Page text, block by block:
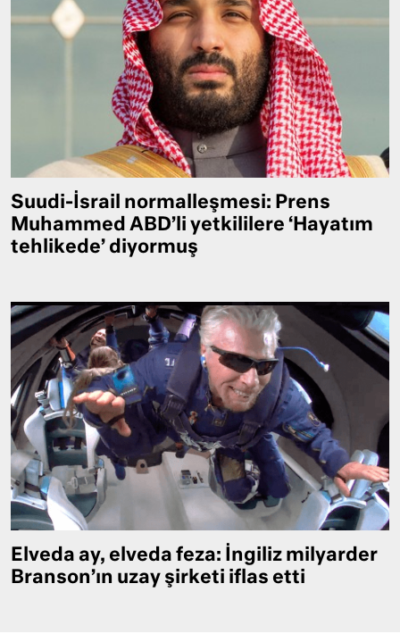
Suudi-İsrail normalleşmesi: Prens
Muhammed ABD’li yetkililere ‘Hayatım
tehlikede’ diyormuş
Elveda ay, elveda feza: İngiliz milyarder
Branson’ın uzay şirketi iflas etti